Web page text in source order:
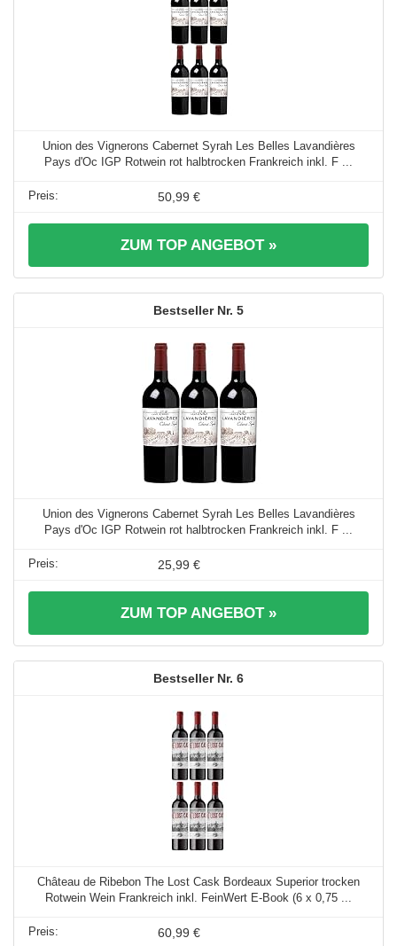
Union des Vignerons Cabernet Syrah Les Belles Lavandières
Pays d'Oc IGP Rotwein rot halbtrocken Frankreich inkl. F ...
50,99 €
ZUM TOP ANGEBOT »
5
Union des Vignerons Cabernet Syrah Les Belles Lavandières
Pays d'Oc IGP Rotwein rot halbtrocken Frankreich inkl. F ...
25,99 €
ZUM TOP ANGEBOT »
6
Château de Ribebon The Lost Cask Bordeaux Superior trocken
Rotwein Wein Frankreich inkl. FeinWert E-Book (6 x 0,75 ...
60,99 €